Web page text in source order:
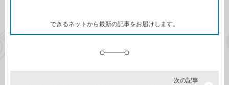
ク
できるネットから最新の記事をお届けします。
次の記事